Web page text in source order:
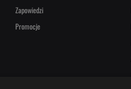
Zapowiedzi
Promocje